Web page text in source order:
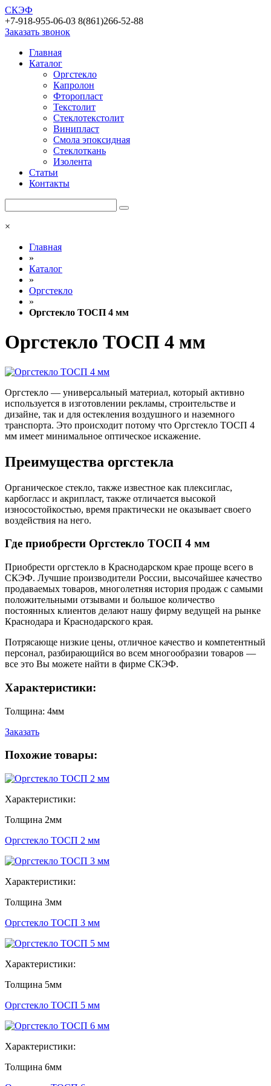
СКЭФ
+7-918-955-06-03 8(861)266-52-88
Заказать звонок
Главная
Каталог
Оргстекло
Капролон
Фторопласт
Текстолит
Стеклотекстолит
Винипласт
Смола эпоксидная
Стеклоткань
Изолента
Статьи
Контакты
×
Главная
»
Каталог
»
Оргстекло
»
Оргстекло ТОСП 4 мм
Оргстекло ТОСП 4 мм
Оргстекло — универсальный материал, который активно
используется в изготовлении рекламы, строительстве и
дизайне, так и для остекления воздушного и наземного
транспорта. Это происходит потому что Оргстекло ТОСП 4
мм имеет минимальное оптическое искажение.
Преимущества оргстекла
Органическое стекло, также известное как плексиглас,
карбогласс и акрипласт, также отличается высокой
износостойкостью, время практически не оказывает своего
воздействия на него.
Где приобрести Оргстекло ТОСП 4 мм
Приобрести оргстекло в Краснодарском крае проще всего в
СКЭФ. Лучшие производители России, высочайшее качество
продаваемых товаров, многолетняя история продаж с самыми
положительными отзывами и большое количество
постоянных клиентов делают нашу фирму ведущей на рынке
Краснодара и Краснодарского края.
Потрясающе низкие цены, отличное качество и компетентный
персонал, разбирающийся во всем многообразии товаров —
все это Вы можете найти в фирме СКЭФ.
Характеристики:
Толщина: 4мм
Заказать
Похожие товары:
Характеристики:
Толщина 2мм
Оргстекло ТОСП 2 мм
Характеристики:
Толщина 3мм
Оргстекло ТОСП 3 мм
Характеристики:
Толщина 5мм
Оргстекло ТОСП 5 мм
Характеристики:
Толщина 6мм